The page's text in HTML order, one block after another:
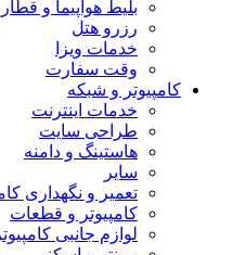
بلیط هواپیما و قطار
رزرو هتل
خدمات ویزا
وقت سفارت
کامپیوتر و شبکه
خدمات اینترنت
طراحی سایت
هاستینگ و دامنه
سایر
تعمیر و نگهداری کامپیوتر
کامپیوتر و قطعات
لوازم جانبی کامپیوتر